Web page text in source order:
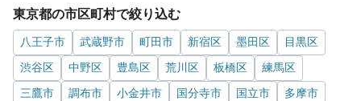
東京都の市区町村で絞り込む
八王子市 武蔵野市 町田市 新宿区 墨田区
目黒区
渋谷区
中野区 豊島区 荒川区 板橋区
練馬区
三鷹市
調布市 小金井市 国分寺市 国立市
多摩市